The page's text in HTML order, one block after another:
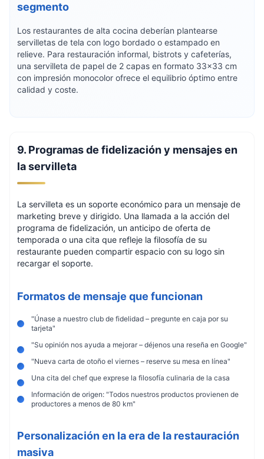
segmento
Los restaurantes de alta cocina deberían plantearse
servilletas de tela con logo bordado o estampado en
relieve. Para restauración informal, bistrots y cafeterías,
una servilleta de papel de 2 capas en formato 33×33 cm
con impresión monocolor ofrece el equilibrio óptimo entre
calidad y coste.
9. Programas de fidelización y mensajes en
la servilleta
La servilleta es un soporte económico para un mensaje de
marketing breve y dirigido. Una llamada a la acción del
programa de fidelización, un anticipo de oferta de
temporada o una cita que refleje la filosofía de su
restaurante pueden compartir espacio con su logo sin
recargar el soporte.
Formatos de mensaje que funcionan
"Únase a nuestro club de fidelidad – pregunte en caja por su
tarjeta"
"Su opinión nos ayuda a mejorar – déjenos una reseña en Google"
"Nueva carta de otoño el viernes – reserve su mesa en línea"
Una cita del chef que exprese la filosofía culinaria de la casa
Información de origen: "Todos nuestros productos provienen de
productores a menos de 80 km"
Personalización en la era de la restauración
masiva